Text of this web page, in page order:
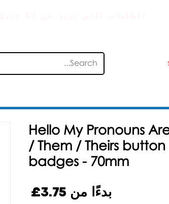
Hello My Pronouns
/ Them / Theirs button
badges - 70mm
بدءًا من 3.75£